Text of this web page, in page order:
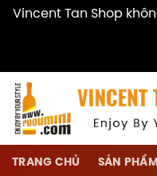
Vincent Tan Shop
content
TRANG CHỦ SẢN PHẨM